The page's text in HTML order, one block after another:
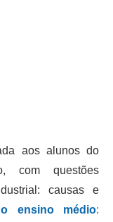
aos alunos do
com questões
causas e
ensino médio: